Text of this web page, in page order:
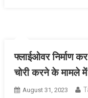
फ्लाईओवर निर्माण
चोरी करने के मामले में
August 31, 2023